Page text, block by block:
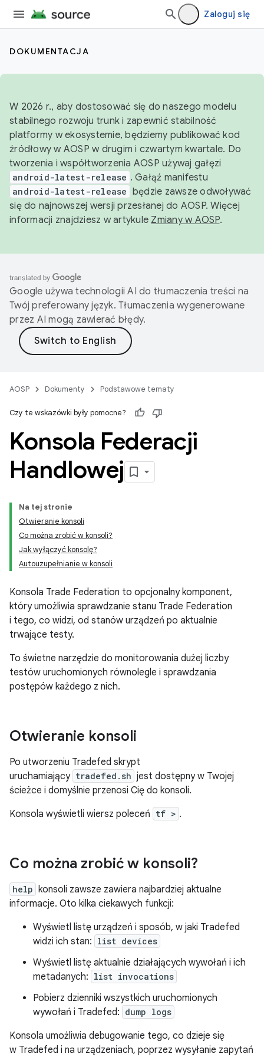
Zaloguj się
DOKUMENTACJA
W 2026 r., aby dostosować się do naszego modelu
stabilnego rozwoju trunk i zapewnić stabilność
platformy w ekosystemie, będziemy publikować kod
źródłowy w AOSP w drugim i czwartym kwartale. Do
tworzenia i współtworzenia AOSP używaj gałęzi
android-latest-release . Gałąź manifestu
android-latest-release będzie zawsze odwoływać
się do najnowszej wersji przesłanej do AOSP. Więcej
informacji znajdziesz w artykule Zmiany w AOSP.
Google używa technologii AI do tłumaczenia treści na
Twój preferowany język. Tłumaczenia wygenerowane
przez AI mogą zawierać błędy.
AOSP Dokumenty Podstawowe tematy
Czy te wskazówki były pomocne?
Konsola Federacji
Handlowej
Na tej stronie
Otwieranie konsoli
Co można zrobić w konsoli?
Jak wyłączyć konsolę?
Autouzupełnianie w konsoli
Konsola Trade Federation to opcjonalny komponent,
który umożliwia sprawdzanie stanu Trade Federation
i tego, co widzi, od stanów urządzeń po aktualnie
trwające testy.
To świetne narzędzie do monitorowania dużej liczby
testów uruchomionych równolegle i sprawdzania
postępów każdego z nich.
Otwieranie konsoli
Po utworzeniu Tradefed skrypt
uruchamiający tradefed.sh jest dostępny w Twojej
ścieżce i domyślnie przenosi Cię do konsoli.
Konsola wyświetli wiersz poleceń tf > .
Co można zrobić w konsoli?
help konsoli zawsze zawiera najbardziej aktualne
informacje. Oto kilka ciekawych funkcji:
Wyświetl listę urządzeń i sposób, w jaki Tradefed
widzi ich stan: list devices
Wyświetl listę aktualnie działających wywołań i ich
metadanych: list invocations
Pobierz dzienniki wszystkich uruchomionych
wywołań i Tradefed: dump logs
Konsola umożliwia debugowanie tego, co dzieje się
w Tradefed i na urządzeniach, poprzez wysyłanie zapytań